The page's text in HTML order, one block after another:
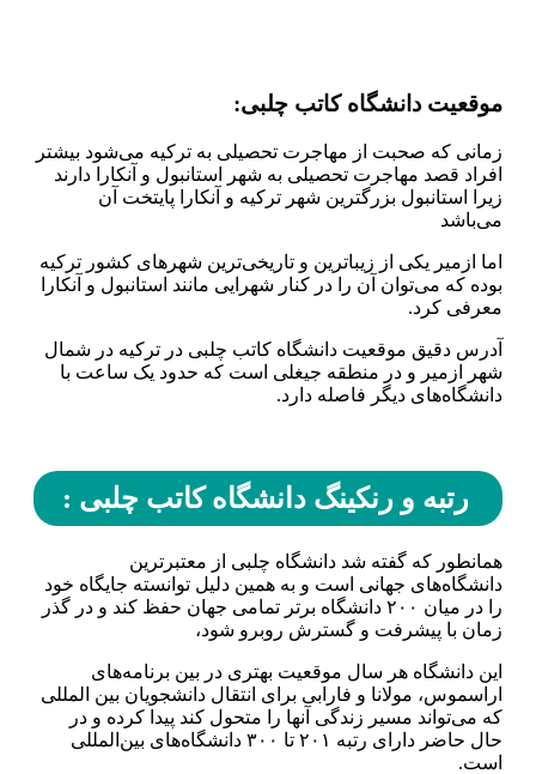
موقعیت دانشگاه کاتب چلبی:
زمانی که صحبت از مهاجرت تحصیلی به ترکیه می‌شود بیشتر
افراد قصد مهاجرت تحصیلی به شهر استانبول و آنکارا دارند
زیرا استانبول بزرگترین شهر ترکیه و آنکارا پایتخت آن
می‌باشد
اما ازمیر یکی از زیباترین و تاریخی‌ترین شهر‌های کشور ترکیه
بوده که می‌توان آن را در کنار شهرایی مانند استانبول و آنکارا
معرفی کرد.
آدرس دقیق موقعیت دانشگاه کاتب چلبی در ترکیه در شمال
شهر ازمیر و در منطقه جیغلی است که حدود یک ساعت با
دانشگاه‌های دیگر فاصله دارد.
رتبه و رنکینگ دانشگاه کاتب چلبی :
همانطور که گفته شد دانشگاه چلبی از معتبرترین
دانشگاه‌های جهانی است و به همین دلیل توانسته جایگاه خود
را در میان ۲۰۰ دانشگاه برتر تمامی جهان حفظ کند و در گذر
زمان با پیشرفت و گسترش روبرو شود،
این دانشگاه هر سال موقعیت بهتری در بین برنامه‌های
اراسموس، مولانا و فارابی برای انتقال دانشجویان بین‌ المللی
که می‌تواند مسیر زندگی آنها را متحول کند پیدا کرده و در
حال حاضر دارای رتبه ۲۰۱ تا ۳۰۰ دانشگاه‌های بین‌المللی
است.